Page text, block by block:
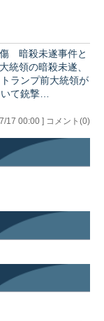
暗殺未遂事件と
統領の暗殺未遂、
て銃撃…
17 00:00 ] コメント(0)